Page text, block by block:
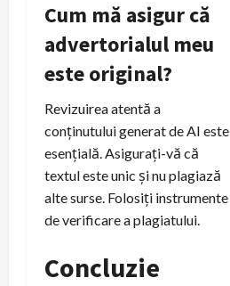
Cum mă asigur că
advertorialul meu
este original?
Revizuirea atentă a
conținutului generat de AI este
esențială. Asigurați-vă că
textul este unic și nu plagiază
alte surse. Folosiți instrumente
de verificare a plagiatului.
Concluzie